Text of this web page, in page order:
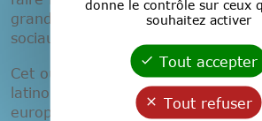
grands-parents, voire à des
sociaux non résolus.
Cet ouvrage réunit les travaux de
latino-américain·e·s,
européen·ne·s dans diverses
donne le contrôle sur ceux
souhaitez activer
Tout accepter
Tout refuser